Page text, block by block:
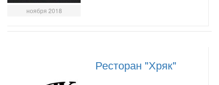
ноября 2018
Ресторан "Хряк"